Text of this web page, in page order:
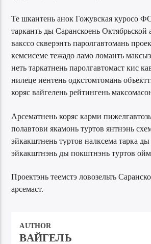
Те шкантень анок Гожувская куросо
тарканть ды Саранскоень Октябрьской
вакссо скверэнть паролгавтомань
кемсисеме тежадо ламо ломанть
неть таркатнень паролгавтомаст кис
нилеце иентень одкстомтомань
коряс вайгелень рейтингень
Арсематнень коряс карми
полавтови якамонь туртов янтнэнь
эйкакштнень туртов налксема тарка ды
эйкакштнэнь ды покштнэнь туртов
Проектэнь теемстэ ловозельть
арсемаст.
AUTHOR
ВАЙГЕЛЬ